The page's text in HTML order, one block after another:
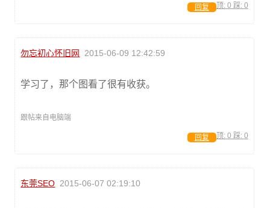
顶: 0 踩: 0
回复
勿忘初心怀旧网 2015-06-09 12:42:59
学习了，那个图看了很有收获。
跟帖来自电脑端
顶: 0 踩: 0
回复
东莞SEO 2015-06-07 02:19:10